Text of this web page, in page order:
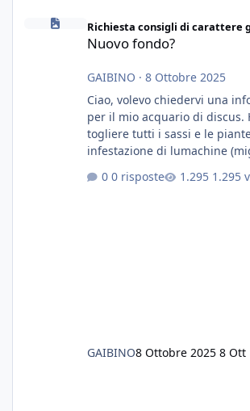
Nuovo fondo?
Richiesta consigli di carattere
Nuovo fondo?
GAIBINO · 8 Ottobre 2025
Ciao, volevo chiedervi una
per il mio acquario di discus.
togliere tutti i sassi e le
infestazione di lumachine
cardinali, e tre pulitori in una
0 risposte 1.295
GAIBINO8 Ottobre 2025 8 Ott